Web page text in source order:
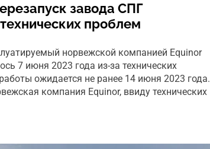
завода СПГ
проблем
норвежской компанией Equinor
7 июня 2023 года из-за технических
ожидается не ранее 14 июня 2023 года.
компания Equinor, ввиду технических